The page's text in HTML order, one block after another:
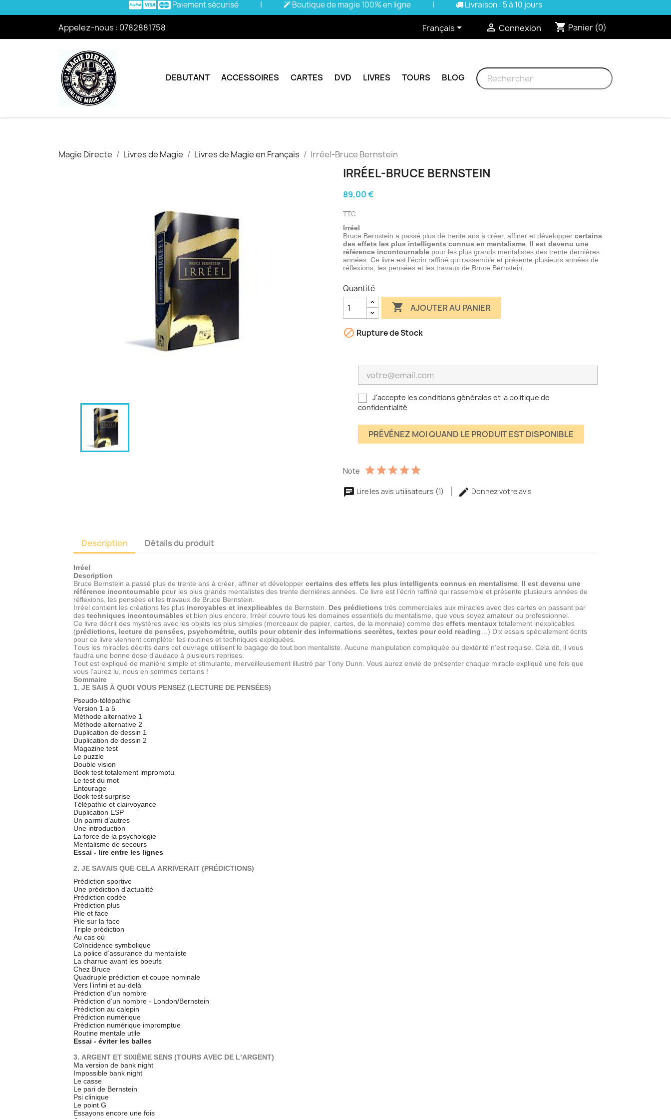
Paiement sécurisé | Boutique de magie 100% en ligne | Livraison : 5 à 10 jours
Appelez-nous : 0782881758 Français  Connexion shopping_cart Panier (0)
DEBUTANT ACCESSOIRES CARTES DVD LIVRES TOURS BLOG
Magie Directe Livres de Magie Livres de Magie en Français Irréel-Bruce Bernstein
IRRÉEL-BRUCE BERNSTEIN
89,00 €
TTC
Irréel
Bruce Bernstein a passé plus de trente ans à créer, affiner et développer certains
des effets les plus intelligents connus en mentalisme Il est devenu une
référence incontournable pour les plus grands mentalistes des trente dernières
années. Ce livre est l’écrin raffiné qui rassemble et présente plusieurs années de
réflexions, les pensées et les travaux de Bruce Bernstein.
Quantité
 AJOUTER AU PANIER
 Rupture de Stock
J'accepte les conditions générales et la politique de
confidentialité
PRÉVÉNEZ MOI QUAND LE PRODUIT EST DISPONIBLE
Note
Lire les avis utilisateurs (1) Donnez votre avis
Description Détails du produit
Irréel
Description
Bruce Bernstein a passé plus de trente ans à créer, affiner et développer certains des effets les plus intelligents connus en mentalisme Il est devenu une
référence incontournable pour les plus grands mentalistes des trente dernières années. Ce livre est l’écrin raffiné qui rassemble et présente plusieurs années de
réflexions, les pensées et les travaux de Bruce Bernstein.
Irréel contient les créations les plus incroyables et inexplicables de Bernstein. Des prédictions très commerciales aux miracles avec des cartes en passant par
des techniques incontournables et bien plus encore. Irréel couvre tous les domaines essentiels du mentalisme, que vous soyez amateur ou professionnel.
Ce livre décrit des mystères avec les objets les plus simples (morceaux de papier, cartes, de la monnaie) comme des effets mentaux totalement inexplicables
(prédictions, lecture de pensées, psychométrie, outils pour obtenir des informations secrètes, textes pour cold reading …) Dix essais spécialement écrits
pour ce livre viennent compléter les routines et techniques expliquées.
Tous les miracles décrits dans cet ouvrage utilisent le bagage de tout bon mentaliste. Aucune manipulation compliquée ou dextérité n’est requise. Cela dit, il vous
faudra une bonne dose d’audace à plusieurs reprises.
Tout est expliqué de manière simple et stimulante, merveilleusement illustré par Tony Dunn. Vous aurez envie de présenter chaque miracle expliqué une fois que
vous l’aurez lu, nous en sommes certains !
Sommaire
1. JE SAIS À QUOI VOUS PENSEZ (LECTURE DE PENSÉES)
Pseudo-télépathie
Version 1 a 5
Méthode alternative 1
Méthode alternative 2
Duplication de dessin 1
Duplication de dessin 2
Magazine test
Le puzzle
Double vision
Book test totalement impromptu
Le test du mot
Entourage
Book test surprise
Télépathie et clairvoyance
Duplication ESP
Un parmi d’autres
Une introduction
La force de la psychologie
Mentalisme de secours
Essai - lire entre les lignes
2. JE SAVAIS QUE CELA ARRIVERAIT (PRÉDICTIONS)
Prédiction sportive
Une prédiction d’actualité
Prédiction codée
Prédiction plus
Pile et face
Pile sur la face
Triple prédiction
Au cas où
Coïncidence symbolique
La police d’assurance du mentaliste
La charrue avant les boeufs
Chez Bruce
Quadruple prédiction et coupe nominale
Vers l’infini et au-delà
Prédiction d’un nombre
Prédiction d’un nombre - London/Bernstein
Prédiction au calepin
Prédiction numérique
Prédiction numérique impromptue
Routine mentale utile
Essai - éviter les balles
3. ARGENT ET SIXIÈME SENS (TOURS AVEC DE L’ARGENT)
Ma version de bank night
Impossible bank night
Le casse
Le pari de Bernstein
Psi clinique
Le point G
Essayons encore une fois